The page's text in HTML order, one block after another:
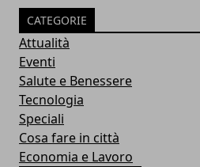
CATEGORIE
Attualità
Eventi
Salute e Benessere
Tecnologia
Speciali
Cosa fare in città
Economia e Lavoro